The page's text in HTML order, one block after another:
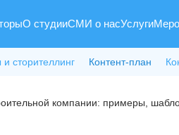
О студииСМИ о насУслуги
и сторителлинг Контент-план
компании: примеры,